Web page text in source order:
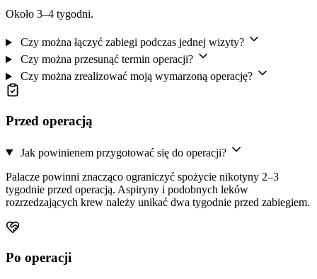
Około 3–4 tygodni.
Czy można łączyć zabiegi podczas jednej wizyty?
Czy można przesunąć termin operacji?
Czy można zrealizować moją wymarzoną operację?
Przed operacją
Jak powinienem przygotować się do operacji?
Palacze powinni znacząco ograniczyć spożycie nikotyny 2–3
tygodnie przed operacją. Aspiryny i podobnych leków
rozrzedzających krew należy unikać dwa tygodnie przed zabiegiem.
Po operacji